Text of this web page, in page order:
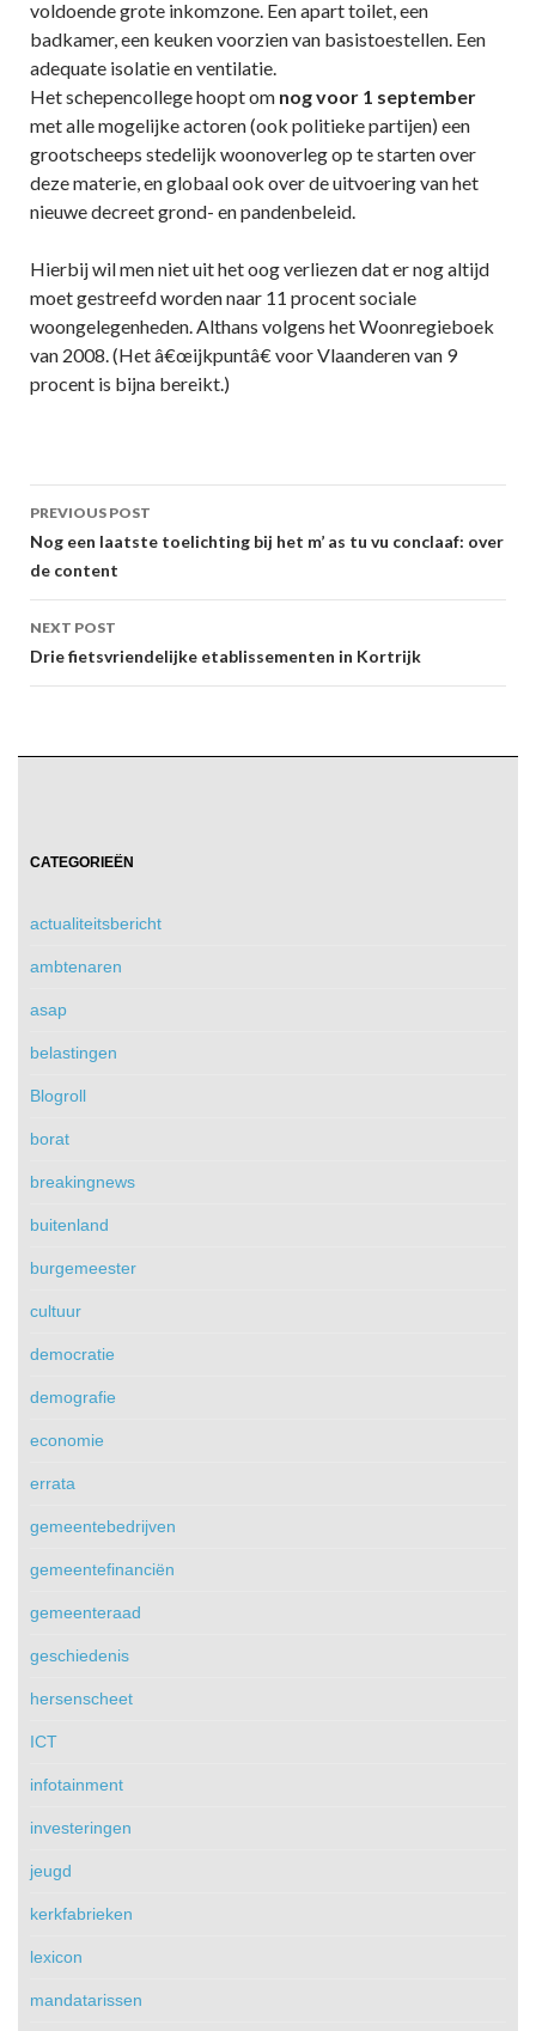
voldoende grote inkomzone. Een apart toilet, een
badkamer, een keuken voorzien van basistoestellen. Een
adequate isolatie en ventilatie.
Het schepencollege hoopt om nog voor 1 september
met alle mogelijke actoren (ook politieke partijen) een
grootscheeps stedelijk woonoverleg op te starten over
deze materie, en globaal ook over de uitvoering van het
nieuwe decreet grond- en pandenbeleid.
Hierbij wil men niet uit het oog verliezen dat er nog altijd
moet gestreefd worden naar 11 procent sociale
woongelegenheden. Althans volgens het Woonregieboek
van 2008. (Het â€œijkpuntâ€ voor Vlaanderen van 9
procent is bijna bereikt.)
Post
navigation
PREVIOUS POST
Nog een laatste toelichting bij het m’ as tu vu conclaaf: over
de content
NEXT POST
Drie fietsvriendelijke etablissementen in Kortrijk
CATEGORIEËN
actualiteitsbericht
ambtenaren
asap
belastingen
Blogroll
borat
breakingnews
buitenland
burgemeester
cultuur
democratie
demografie
economie
errata
gemeentebedrijven
gemeentefinanciën
gemeenteraad
geschiedenis
hersenscheet
ICT
infotainment
investeringen
jeugd
kerkfabrieken
lexicon
mandatarissen